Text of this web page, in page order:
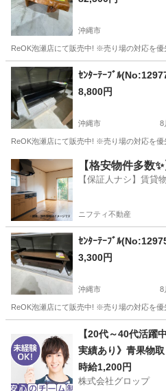
沖縄市
ReOK泡瀬店にて販売中! ※売り場の対応を
沖縄 沖縄市 テーブル
ｾﾝﾀｰﾃｰﾌﾞﾙ
8,800円
沖縄市 8
ReOK泡瀬店にて販売中! ※売り場の対応を
沖縄 沖縄市 テーブル センター
【格安物件多数
【保証人ナシ】賃貸
ニフティ不動産
ｾﾝﾀｰﾃｰﾌﾞﾙ
3,300円
沖縄市 8
ReOK泡瀬店にて販売中! ※売り場の対応を
テーブル
【20代～40代活躍
実績あり》青果物
日勤／残業なし／無
時給1,200円
株式会社グロップ